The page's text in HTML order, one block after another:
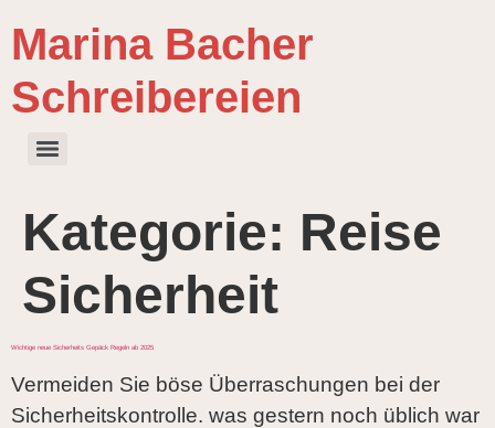
Marina Bacher
Schreibereien
Kategorie: Reise
Sicherheit
Wichtige neue Sicherheits Gepäck Regeln ab 2025
Vermeiden Sie böse Überraschungen bei der
Sicherheitskontrolle. was gestern noch üblich war